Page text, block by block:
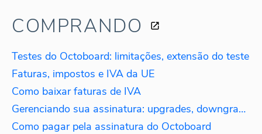
COMPRANDO
Testes do Octoboard: limitações, extensão do teste
Faturas, impostos e IVA da UE
Como baixar faturas de IVA
Gerenciando sua assinatura: upgrades, downgrades, reativações
Como pagar pela assinatura do Octoboard